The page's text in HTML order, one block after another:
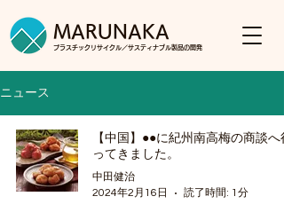
プラスチックリサイクル／サスティナブル製品の開発
MARUNAKA
ニュース
【中国】●●に紀州南高梅の商談へ行
ってきました。
中田健治
2024年2月16日
読了時間: 1分